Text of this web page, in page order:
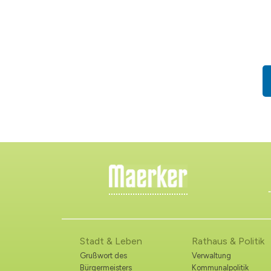
Stadt & Leben
Grußwort des
Bürgermeisters
Rathaus & Politik
Verwaltung
Kommunalpolitik